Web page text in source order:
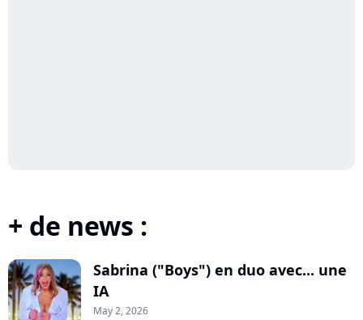
+ de news :
Sabrina ("Boys") en duo avec... une
IA
May 2, 2026